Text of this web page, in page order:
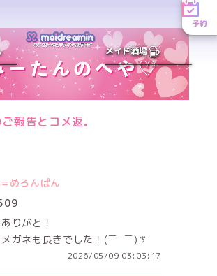
予約
メイド酒場
報告とコメ返♩
めろんぱん
りがと！
ガネも良きでした！(￣-￣)ゞ
2026/05/09 03:03:17